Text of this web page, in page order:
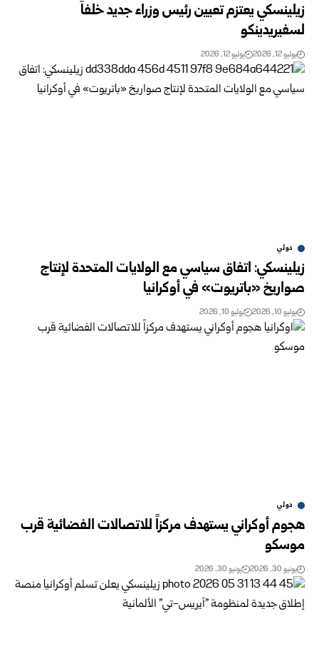
زيلينسكي يعتزم تعيين رئيس وزراء جديد خلفاً
لسفيريدينكو
يوليو 12, 2026 يوليو 12, 2026
دولي
زيلينسكي: اتفاق سياسي مع الولايات المتحدة لإنتاج
صواريخ «باتريوت» في أوكرانيا
يوليو 10, 2026 يوليو 10, 2026
دولي
هجوم أوكراني يستهدف مركزاً للاتصالات الفضائية قرب
موسكو
يونيو 30, 2026 يونيو 30, 2026